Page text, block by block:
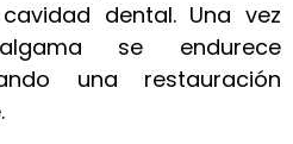
dental. Una vez
se endurece
una restauración